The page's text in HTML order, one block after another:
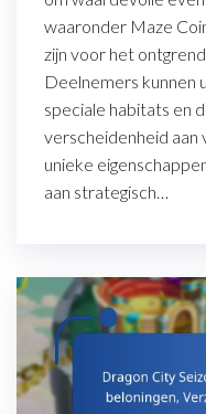
waaronder Maze
zijn voor het
Deelnemers kunnen
speciale habitats en
verscheidenheid
unieke
aan strategisch…